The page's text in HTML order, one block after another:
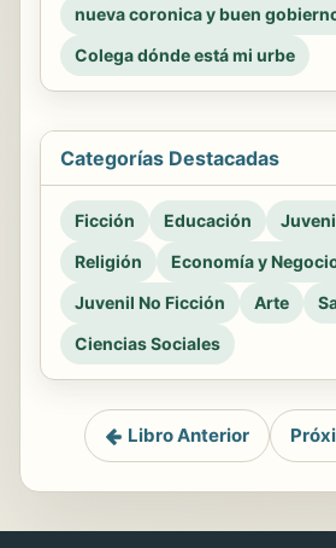
nueva coronica y buen
Colega dónde está mi urbe
Categorías Destacadas
Ficción Educación
Religión
Economía y
Juvenil No Ficción
Arte
Ciencias Sociales
Libro Anterior